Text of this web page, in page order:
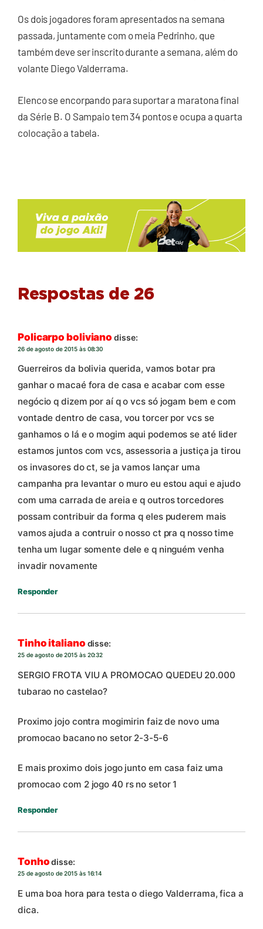
Os dois jogadores foram apresentados na semana
passada, juntamente com o meia Pedrinho, que
também deve ser inscrito durante a semana, além do
volante Diego Valderrama.
Elenco se encorpando para suportar a maratona final
da Série B. O Sampaio tem 34 pontos e ocupa a quarta
colocação a tabela.
Respostas de 26
Policarpo boliviano disse:
26 de agosto de 2015 às 08:30
Guerreiros da bolivia querida, vamos botar pra
ganhar o macaé fora de casa e acabar com esse
negócio q dizem por aí q o vcs só jogam bem e com
vontade dentro de casa, vou torcer por vcs se
ganhamos o lá e o mogim aqui podemos se até lider
estamos juntos com vcs, assessoria a justiça ja tirou
os invasores do ct, se ja vamos lançar uma
campanha pra levantar o muro eu estou aqui e ajudo
com uma carrada de areia e q outros torcedores
possam contribuir da forma q eles puderem mais
vamos ajuda a contruir o nosso ct pra q nosso time
tenha um lugar somente dele e q ninguém venha
invadir novamente
Responder
Tinho italiano disse:
25 de agosto de 2015 às 20:32
SERGIO FROTA VIU A PROMOCAO QUEDEU 20.000
tubarao no castelao?
Proximo jojo contra mogimirin faiz de novo uma
promocao bacano no setor 2-3-5-6
E mais proximo dois jogo junto em casa faiz uma
promocao com 2 jogo 40 rs no setor 1
Responder
Tonho disse:
25 de agosto de 2015 às 16:14
E uma boa hora para testa o diego Valderrama, fica a
dica.